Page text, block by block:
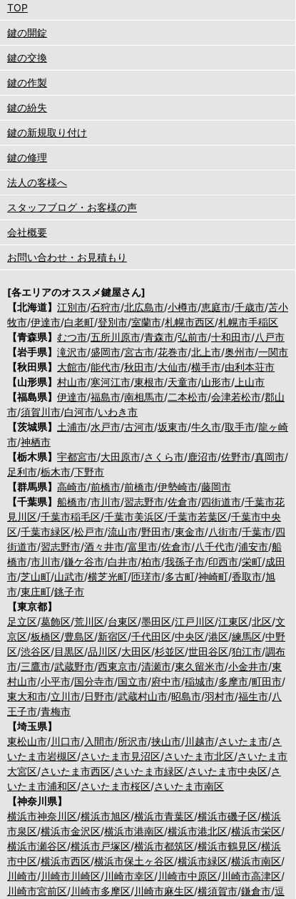
TOP
鍵の開錠
鍵の交換
鍵の作製
鍵の紛失
鍵の新規取り付け
鍵の修理
法人の客様へ
スタッフブログ・お客様の声
会社概要
お問い合わせ・お見積もり
[各エリアのオススメ鍵屋さん]
【北海道】 江別市/石狩市/北広島市/小樽市/恵庭市/千歳市/苫小
牧市/伊達市/白老町/登別市/室蘭市/札幌市西区/札幌市手稲区
【青森県】 むつ市/五所川原市/青森市/弘前市/十和田市/八戸市
【岩手県】 滝沢市/盛岡市/宮古市/花巻市/北上市/奥州市/一関市
【秋田県】 大館市/能代市/秋田市/大仙市/横手市/由利本荘市
【山形県】 村山市/寒河江市/東根市/天童市/山形市/上山市
【福島県】 伊達市/福島市/南相馬市/二本松市/会津若松市/郡山
市/須賀川市/白河市/いわき市
【茨城県】 土浦市/水戸市/古河市/坂東市/牛久市/取手市/龍ヶ崎
市/神栖市
【栃木県】 宇都宮市/大田原市/さくら市/鹿沼市/佐野市/真岡市/
足利市/栃木市/下野市
【群馬県】 高崎市/前橋市/前橋市/伊勢崎市/藤岡市
【千葉県】 船橋市/市川市/習志野市/佐倉市/四街道市/千葉市花
見川区/千葉市稲毛区/千葉市美浜区/千葉市若葉区/千葉市中央
区/千葉市緑区/松戸市/流山市/野田市/東金市/八街市/千葉市/四
街道市/習志野市/酒々井市/富里市/佐倉市/八千代市/浦安市/船
橋市/市川市/鎌ケ谷市/白井市/柏市/我孫子市/印西市/栄町/成田
市/芝山町/山武市/横芝光町/匝瑳市/多古町/神崎町/香取市/旭
市/東庄町/銚子市
【東京都】
足立区/葛飾区/荒川区/台東区/墨田区/江戸川区/江東区/北区/文
京区/板橋区/豊島区/新宿区/千代田区/中央区/港区/練馬区/中野
区/渋谷区/目黒区/品川区/大田区/杉並区/世田谷区/狛江市/調布
市/三鷹市/武蔵野市/西東京市/清瀬市/東久留米市/小金井市/東
村山市/小平市/国分寺市/国立市/府中市/稲城市/多摩市/町田市/
東大和市/立川市/日野市/武蔵村山市/昭島市/羽村市/福生市/八
王子市/青梅市
【埼玉県】
東松山市/川口市/入間市/所沢市/挟山市/川越市/さいたま市/さ
いたま市岩槻区/さいたま市見沼区/さいたま市北区/さいたま市
大宮区/さいたま市西区/さいたま市緑区/さいたま市中央区/さ
いたま市浦和区/さいたま市桜区/さいたま市南区
【神奈川県】
横浜市神奈川区/横浜市旭区/横浜市青葉区/横浜市磯子区/横浜
市泉区/横浜市金沢区/横浜市港南区/横浜市港北区/横浜市栄区/
横浜市瀬谷区/横浜市戸塚区/横浜市都筑区/横浜市鶴見区/横浜
市中区/横浜市西区/横浜市保土ヶ谷区/横浜市緑区/横浜市南区/
川崎市/川崎市川崎区/川崎市幸区/川崎市中原区/川崎市高津区/
川崎市宮前区/川崎市多摩区/川崎市麻生区/横須賀市/鎌倉市/逗